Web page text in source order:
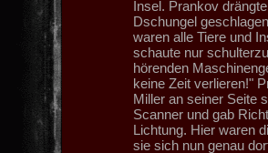
Insel. Prankov
Dschungel
waren alle Tiere und
schaute nur
hörenden
keine Zeit verlieren!"
Miller an seiner Seite
Scanner und gab
Lichtung. Hier waren
sie sich nun genau